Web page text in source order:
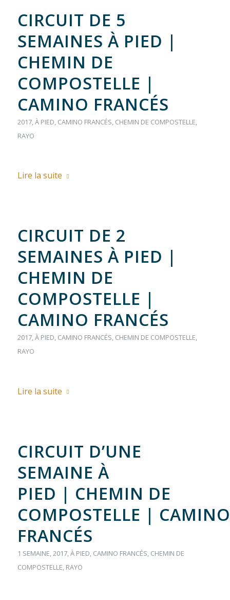
CIRCUIT DE 5
SEMAINES À PIED |
CHEMIN DE
COMPOSTELLE |
CAMINO FRANCÉS
2017,À PIED, CAMINO FRANCÉS, CHEMIN DE COMPOSTELLE,
RAYO
Lire la suite
CIRCUIT DE 2
SEMAINES À PIED |
CHEMIN DE
COMPOSTELLE |
CAMINO FRANCÉS
2017,À PIED, CAMINO FRANCÉS, CHEMIN DE COMPOSTELLE,
RAYO
Lire la suite
CIRCUIT D’UNE
SEMAINE À
PIED | CHEMIN DE
COMPOSTELLE | CAMINO
FRANCÉS
1 SEMAINE 2017, À PIED CAMINO FRANCÉS CHEMIN DE
COMPOSTELLE RAYO